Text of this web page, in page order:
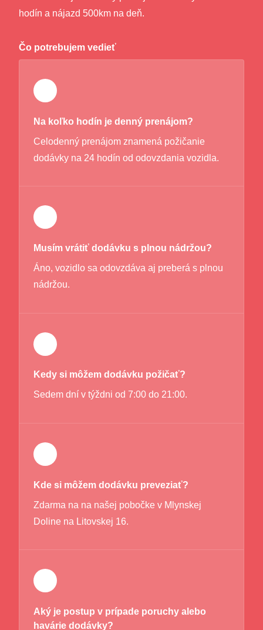
hodín a nájazd 500km na deň.
Čo potrebujem vedieť
Na koľko hodín je denný prenájom?
Celodenný prenájom znamená požičanie
dodávky na 24 hodín od odovzdania vozidla.
Musím vrátiť dodávku s plnou nádržou?
Áno, vozidlo sa odovzdáva aj preberá s plnou
nádržou.
Kedy si môžem dodávku požičať?
Sedem dní v týždni od 7:00 do 21:00.
Kde si môžem dodávku preveziať?
Zdarma na na našej pobočke v Mlynskej
Doline na Litovskej 16.
Aký je postup v prípade poruchy alebo
havárie dodávky?